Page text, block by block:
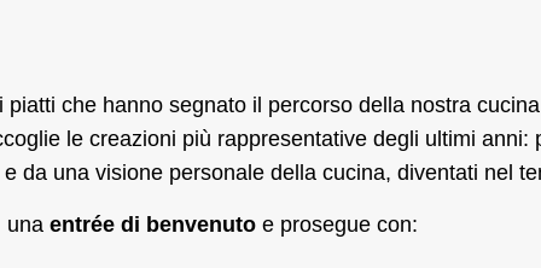
piatti che hanno segnato il percorso della nostra
le creazioni più rappresentative degli ultimi anni:
da una visione personale della cucina, diventati nel
una entrée di benvenuto e prosegue con: